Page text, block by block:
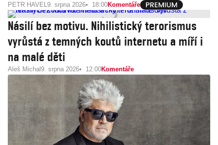
PETR HAVEL9. srpna 2026 18:00Komentáře
Násilí bez motivu. Nihilistický terorismus
vyrůstá z temných koutů internetu a míří i
na malé děti
Aleš Michal 9. srpna 2026 12:00Komentáře